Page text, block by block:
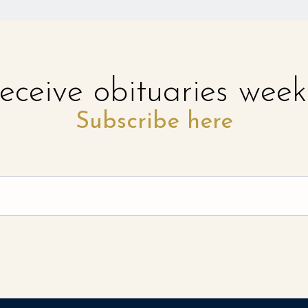
obituaries
Subscribe here